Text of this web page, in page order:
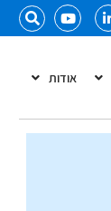
אודות